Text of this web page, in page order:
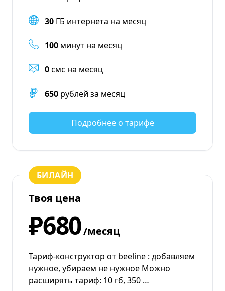
30 ГБ интернета на месяц
100 минут на месяц
0смс на месяц
650 рублей за месяц
Подробнее о тарифе
БИЛАЙН
Твоя цена
₽680/месяц
Тариф-конструктор от beeline : добавляем
нужное, убираем не нужное Можно
расширять тариф: 10 гб, 350 …